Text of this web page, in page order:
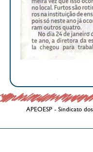
APEOESP - Sindicato